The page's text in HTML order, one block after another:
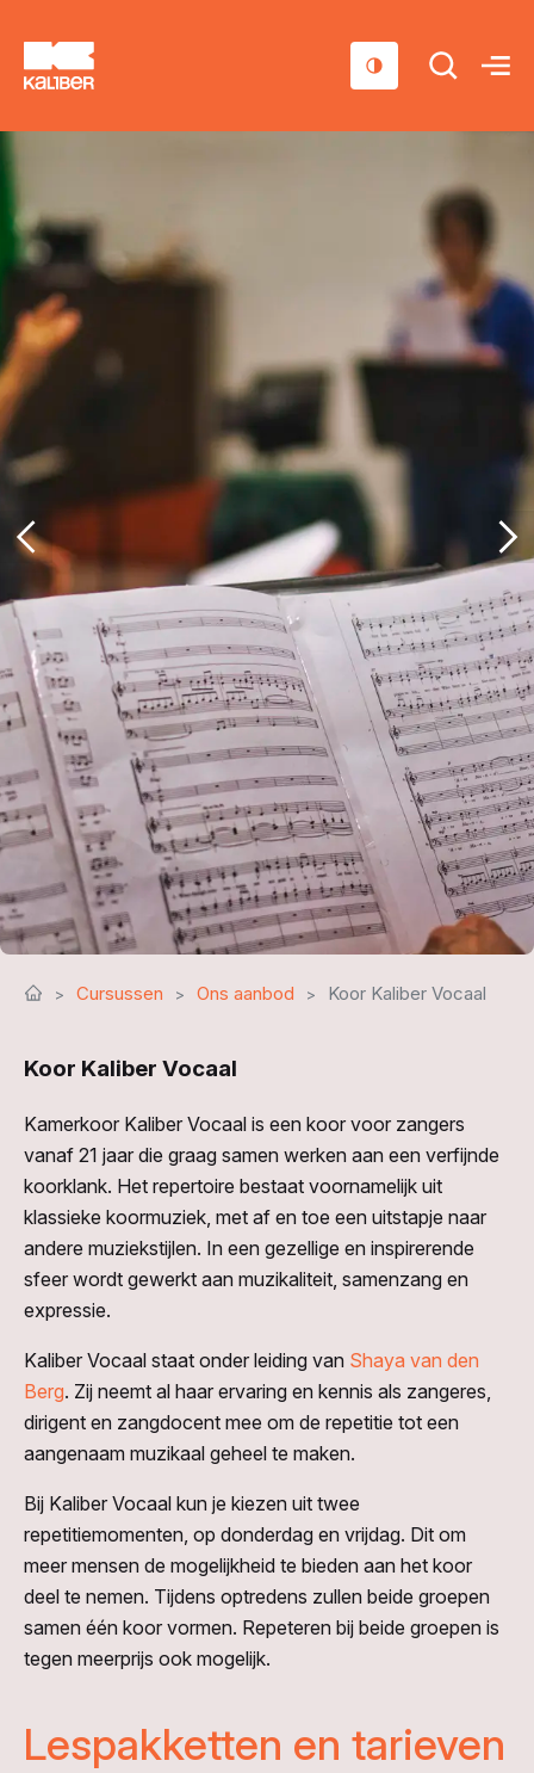
Sociaal domein
Over ons
Nieuws & Agenda
Contact
Cursussen Ons aanbod Koor Kaliber Vocaal
Koor Kaliber Vocaal
Kamerkoor Kaliber Vocaal is een koor voor zangers
vanaf 21 jaar die graag samen werken aan een verfijnde
koorklank. Het repertoire bestaat voornamelijk uit
klassieke koormuziek, met af en toe een uitstapje naar
andere muziekstijlen. In een gezellige en inspirerende
sfeer wordt gewerkt aan muzikaliteit, samenzang en
expressie.
Kaliber Vocaal staat onder leiding van Shaya van den
Berg. Zij neemt al haar ervaring en kennis als zangeres,
dirigent en zangdocent mee om de repetitie tot een
aangenaam muzikaal geheel te maken.
Bij Kaliber Vocaal kun je kiezen uit twee
repetitiemomenten, op donderdag en vrijdag. Dit om
meer mensen de mogelijkheid te bieden aan het koor
deel te nemen. Tijdens optredens zullen beide groepen
samen één koor vormen. Repeteren bij beide groepen is
tegen meerprijs ook mogelijk.
Lespakketten en tarieven